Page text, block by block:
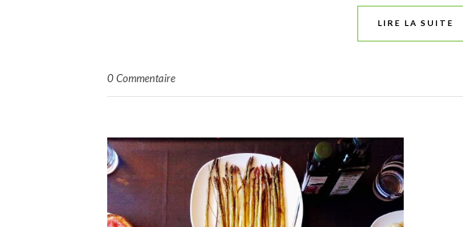
LIRE LA SUITE
0 Commentaire